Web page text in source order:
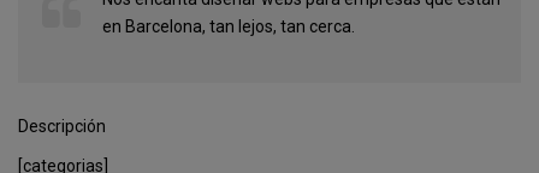
en Barcelona, tan lejos, tan cerca.
Descripción
[categorias]